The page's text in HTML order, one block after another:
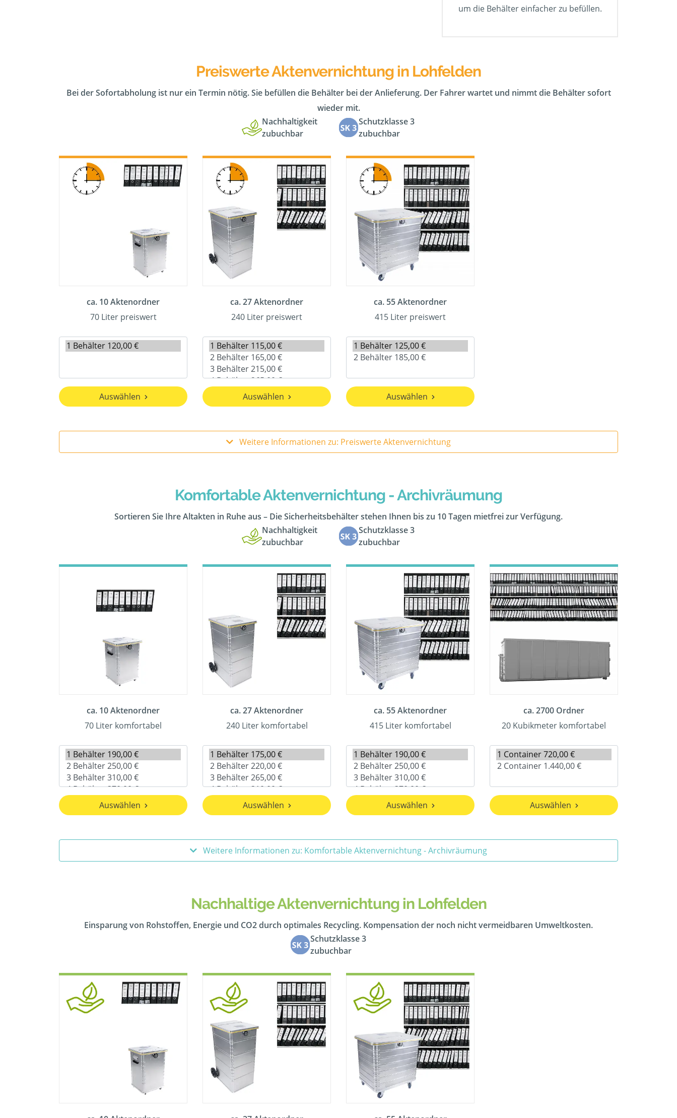
um die Behälter einfacher zu befüllen.
Preiswerte Aktenvernichtung in Lohfelden
Bei der Sofortabholung ist nur ein Termin nötig. Sie befüllen die Behälter bei der Anlieferung. Der Fahrer wartet und nimmt die Behälter sofort
wieder mit.
Nachhaltigkeit
zubuchbar
Schutzklasse 3
zubuchbar
ca. 10 Aktenordner
70 Liter preiswert
Auswählen
ca. 27 Aktenordner
240 Liter preiswert
Auswählen
ca. 55 Aktenordner
415 Liter preiswert
Auswählen
Weitere Informationen zu: Preiswerte Aktenvernichtung
Komfortable Aktenvernichtung - Archivräumung
Sortieren Sie Ihre Altakten in Ruhe aus – Die Sicherheitsbehälter stehen Ihnen bis zu 10 Tagen mietfrei zur Verfügung.
Nachhaltigkeit
zubuchbar
Schutzklasse 3
zubuchbar
ca. 10 Aktenordner
70 Liter komfortabel
Auswählen
ca. 27 Aktenordner
240 Liter komfortabel
Auswählen
ca. 55 Aktenordner
415 Liter komfortabel
Auswählen
ca. 2700 Ordner
20 Kubikmeter komfortabel
Auswählen
Weitere Informationen zu: Komfortable Aktenvernichtung - Archivräumung
Nachhaltige Aktenvernichtung in Lohfelden
Einsparung von Rohstoffen, Energie und CO2 durch optimales Recycling. Kompensation der noch nicht vermeidbaren Umweltkosten.
Schutzklasse 3
zubuchbar